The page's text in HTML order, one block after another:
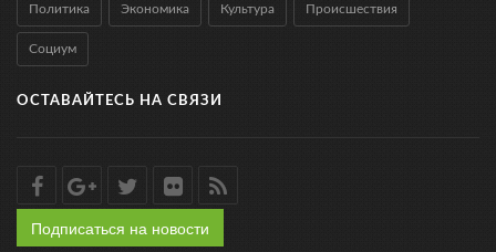
Политика Экономика Культура Происшествия
Социум
ОСТАВАЙТЕСЬ НА СВЯЗИ
Подписаться на новости